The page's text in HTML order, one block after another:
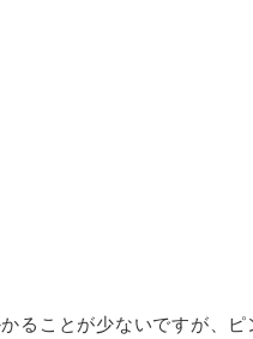
ることが少ないですが、ピ